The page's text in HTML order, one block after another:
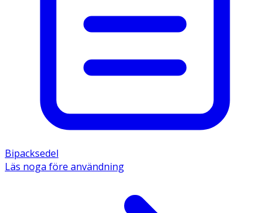
Bipacksedel
Läs noga före användning